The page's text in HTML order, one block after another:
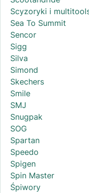
Scyzoryki i
Sea To Summit
Sencor
Sigg
Silva
Simond
Skechers
Smile
SMJ
Snugpak
SOG
Spartan
Speedo
Spigen
Spin Master
Śpiwory